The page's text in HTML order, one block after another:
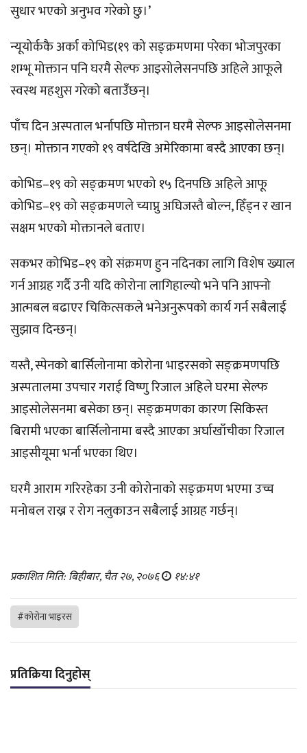
सुधार भएको अनुभव गरेको छु।’
न्यूयोर्ककै अर्का कोभिड(१९ को सङ्क्रमणमा परेका भोजपुरका
शम्भू मोक्तान पनि घरमै सेल्फ आइसोलेसनपछि अहिले आफूले
स्वस्थ महशुस गरेको बताउँछन्।
पाँच दिन अस्पताल भर्नापछि मोक्तान घरमै सेल्फ आइसोलेसनमा
छन्। मोक्तान गएको १९ वर्षदेखि अमेरिकामा बस्दै आएका छन्।
कोभिड–१९ को सङ्क्रमण भएको १५ दिनपछि अहिले आफू
कोभिड–१९ को सङ्क्रमणले च्याप्नु अघिजस्तै बोल्न, हिँड्न र खान
सक्षम भएको मोक्तानले बताए।
सकभर कोभिड–१९ को संक्रमण हुन नदिनका लागि विशेष ख्याल
गर्न आग्रह गर्दै उनी यदि कोरोना लागिहाल्यो भने पनि आफ्नो
आत्मबल बढाएर चिकित्सकले भनेअनुरूपको कार्य गर्न सबैलाई
सुझाव दिन्छन्।
यस्तै, स्पेनको बार्सिलोनामा कोरोना भाइरसको सङ्क्रमणपछि
अस्पतालमा उपचार गराई विष्णु रिजाल अहिले घरमा सेल्फ
आइसोलेसनमा बसेका छन्। सङ्क्रमणका कारण सिकिस्त
बिरामी भएका बार्सिलोनामा बस्दै आएका अर्घाखाँचीका रिजाल
आइसीयूमा भर्ना भएका थिए।
घरमै आराम गरिरहेका उनी कोरोनाको सङ्क्रमण भएमा उच्च
मनोबल राख्न र रोग नलुकाउन सबैलाई आग्रह गर्छन्।
प्रकाशित मिति: बिहीबार, चैत २७, २०७६ १४:४१
#कोरोना भाइरस
प्रतिक्रिया दिनुहोस्